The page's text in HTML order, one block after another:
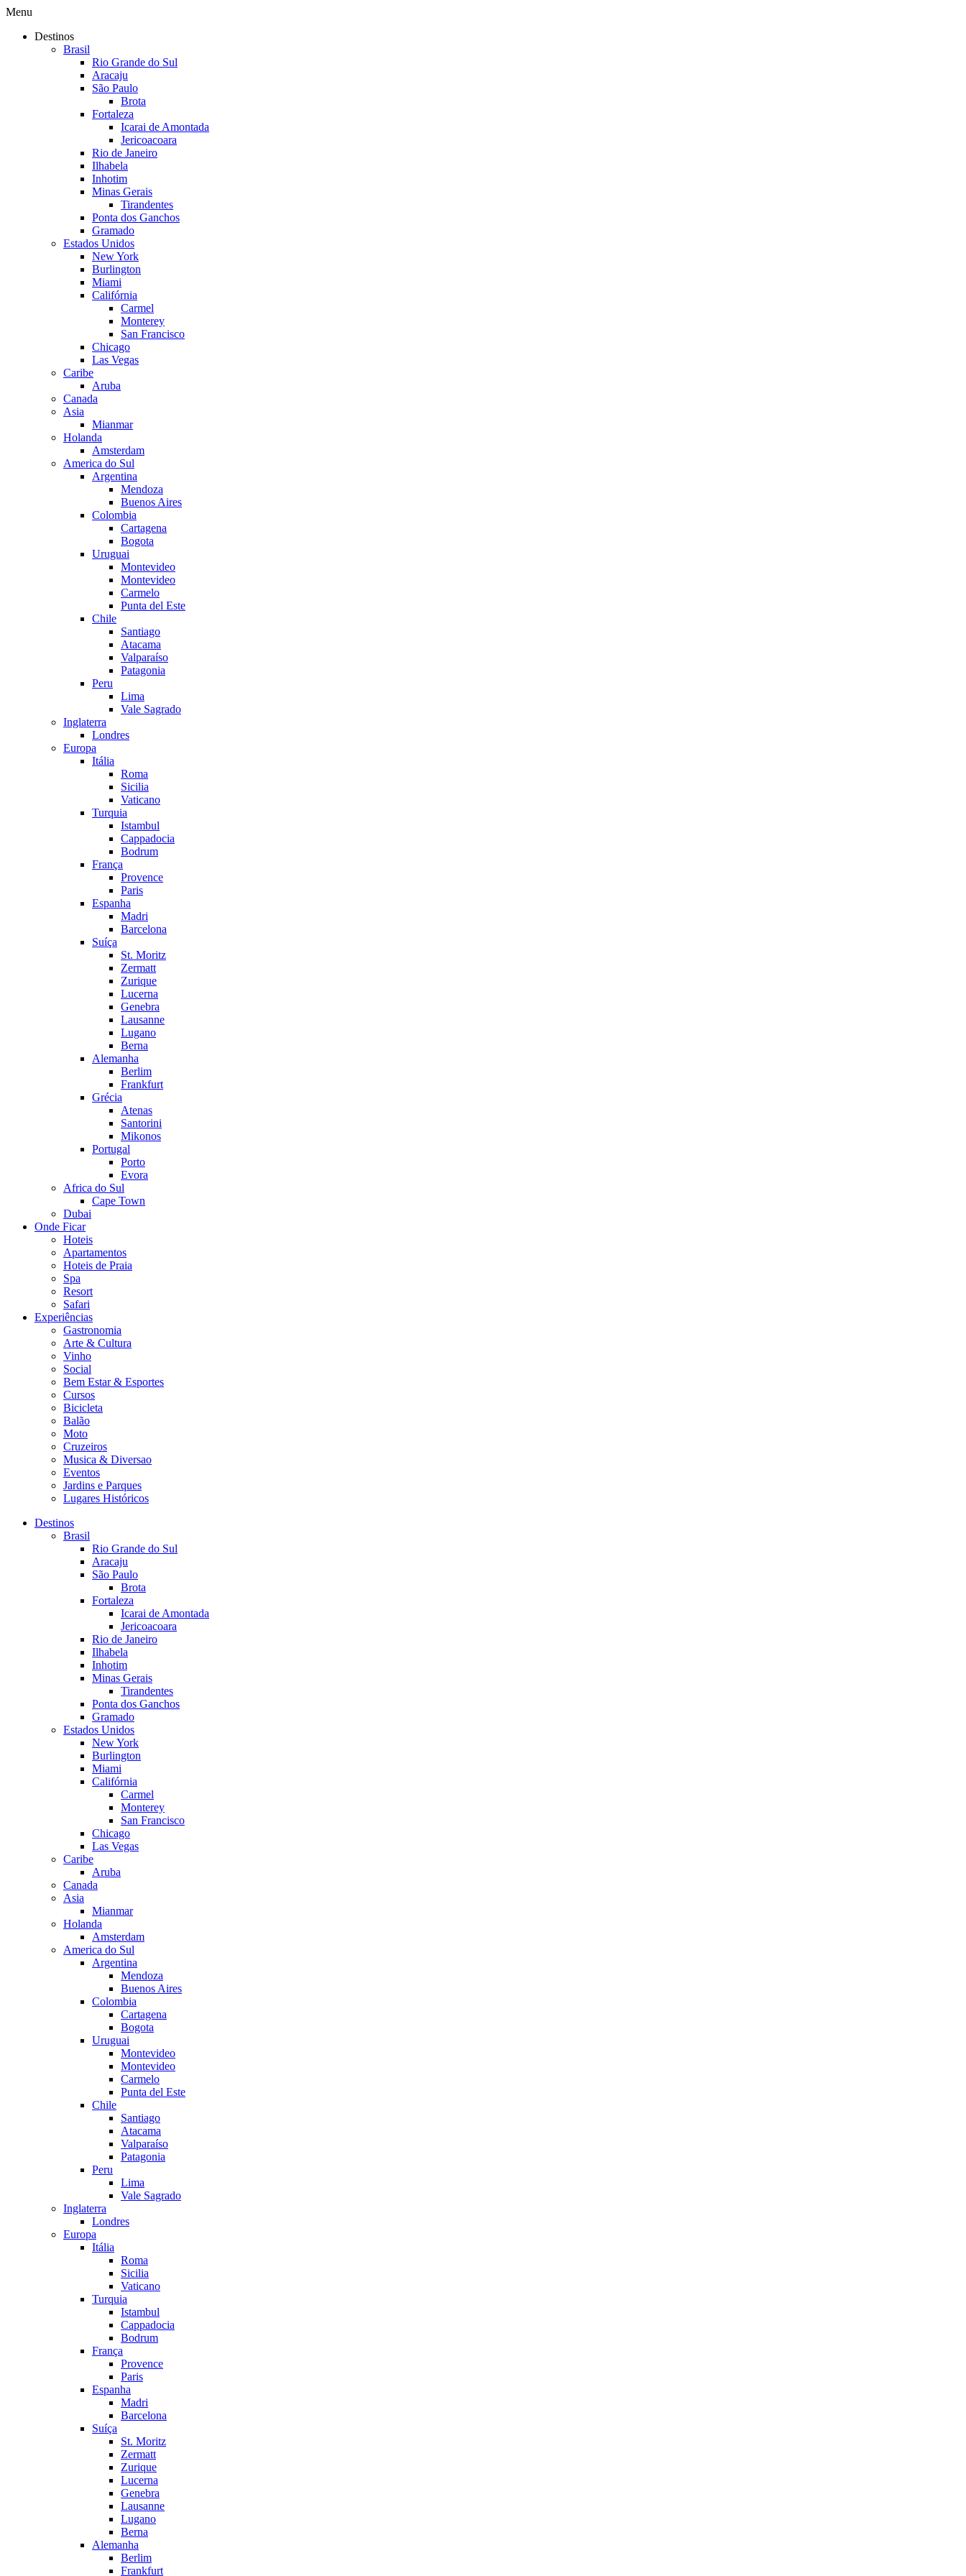
Menu
Destinos
Brasil
Rio Grande do Sul
Aracaju
São Paulo
Brota
Fortaleza
Icarai de Amontada
Jericoacoara
Rio de Janeiro
Ilhabela
Inhotim
Minas Gerais
Tirandentes
Ponta dos Ganchos
Gramado
Estados Unidos
New York
Burlington
Miami
Califórnia
Carmel
Monterey
San Francisco
Chicago
Las Vegas
Caribe
Aruba
Canada
Asia
Mianmar
Holanda
Amsterdam
America do Sul
Argentina
Mendoza
Buenos Aires
Colombia
Cartagena
Bogota
Uruguai
Montevideo
Montevideo
Carmelo
Punta del Este
Chile
Santiago
Atacama
Valparaíso
Patagonia
Peru
Lima
Vale Sagrado
Inglaterra
Londres
Europa
Itália
Roma
Sicilia
Vaticano
Turquia
Istambul
Cappadocia
Bodrum
França
Provence
Paris
Espanha
Madri
Barcelona
Suíça
St. Moritz
Zermatt
Zurique
Lucerna
Genebra
Lausanne
Lugano
Berna
Alemanha
Berlim
Frankfurt
Grécia
Atenas
Santorini
Mikonos
Portugal
Porto
Evora
Africa do Sul
Cape Town
Dubai
Onde Ficar
Hoteis
Apartamentos
Hoteis de Praia
Spa
Resort
Safari
Experiências
Gastronomia
Arte & Cultura
Vinho
Social
Bem Estar & Esportes
Cursos
Bicicleta
Balão
Moto
Cruzeiros
Musica & Diversao
Eventos
Jardins e Parques
Lugares Históricos
Destinos
Brasil
Rio Grande do Sul
Aracaju
São Paulo
Brota
Fortaleza
Icarai de Amontada
Jericoacoara
Rio de Janeiro
Ilhabela
Inhotim
Minas Gerais
Tirandentes
Ponta dos Ganchos
Gramado
Estados Unidos
New York
Burlington
Miami
Califórnia
Carmel
Monterey
San Francisco
Chicago
Las Vegas
Caribe
Aruba
Canada
Asia
Mianmar
Holanda
Amsterdam
America do Sul
Argentina
Mendoza
Buenos Aires
Colombia
Cartagena
Bogota
Uruguai
Montevideo
Montevideo
Carmelo
Punta del Este
Chile
Santiago
Atacama
Valparaíso
Patagonia
Peru
Lima
Vale Sagrado
Inglaterra
Londres
Europa
Itália
Roma
Sicilia
Vaticano
Turquia
Istambul
Cappadocia
Bodrum
França
Provence
Paris
Espanha
Madri
Barcelona
Suíça
St. Moritz
Zermatt
Zurique
Lucerna
Genebra
Lausanne
Lugano
Berna
Alemanha
Berlim
Frankfurt